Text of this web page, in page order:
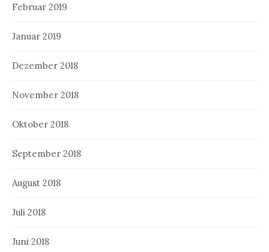
Februar 2019
Januar 2019
Dezember 2018
November 2018
Oktober 2018
September 2018
August 2018
Juli 2018
Juni 2018